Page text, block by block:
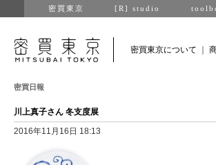
密買東京 [R] studio
密買東京について
密買日報
川上真子さん 冬支度展
2016年11月16日 18:13